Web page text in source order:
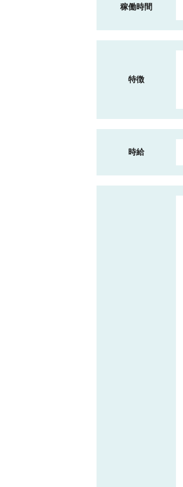
稼働時間
特徴
時給